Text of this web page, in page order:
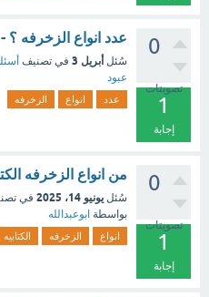
0
تصويتات
1
إجابة
عدد انواع الزخرفه
سُئل أبريل 3 في تصنيف
عبود
عدد انواع الزخرفه
0
تصويتات
1
إجابة
من انواع الزخرفه
سُئل يونيو 14، 2025 في
بواسطة ابوعبدالله
انواع الزخرفه الكتابيه